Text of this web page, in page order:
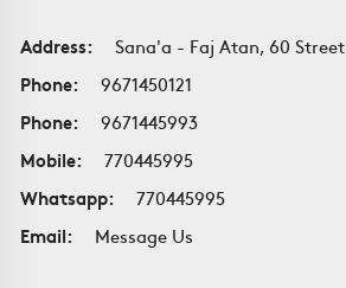
Address:
Sana'a - Faj Atan, 60 Street
Phone:
9671450121
Phone:
9671445993
Mobile:
770445995
Whatsapp:
770445995
Email:
Message Us